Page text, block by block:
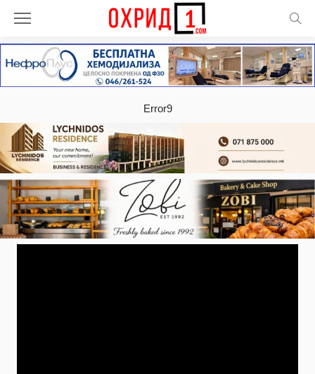
Error9